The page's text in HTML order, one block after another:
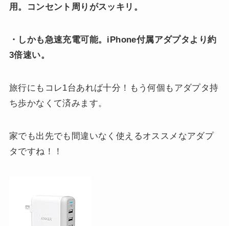
用。コンセント周りがスッキリ。
・しかも急速充電可能。iPhone付属アダプタより約
3倍速い。
旅行にもコレ1台あれば十分！もう何個もアダプタ持
ち歩かなくて済みます。
家でも出先でも間違いなく使えるオススメなアダプ
タですね！！